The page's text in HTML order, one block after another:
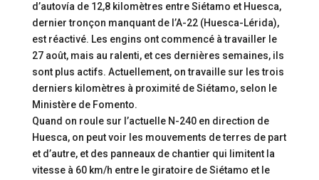
d’autovía de 12,8 kilomètres entre Siétamo et Huesca,
dernier tronçon manquant de l’A-22 (Huesca-Lérida),
est réactivé. Les engins ont commencé à travailler le
27 août, mais au ralenti, et ces dernières semaines, ils
sont plus actifs. Actuellement, on travaille sur les trois
derniers kilomètres à proximité de Siétamo, selon le
Ministère de Fomento.
Quand on roule sur l’actuelle N-240 en direction de
Huesca, on peut voir les mouvements de terres de part
et d’autre, et des panneaux de chantier qui limitent la
vitesse à 60 km/h entre le giratoire de Siétamo et le